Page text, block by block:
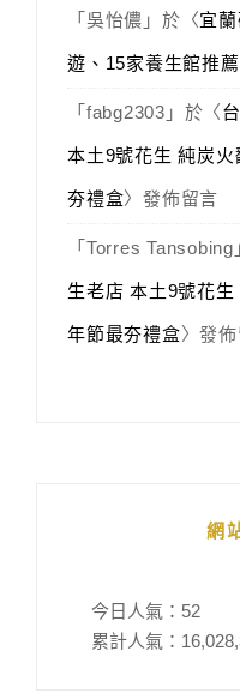
「 吳怡儂 」於〈宜
遊、15家養生館推薦
「 fabg2303 」於〈
本土9號花生 純炭
夯禮盒〉發佈留言
「 Torres Tansobing
生老店 本土9號花
年節最夯禮盒〉發
網
今日人氣： 52
累計人氣：